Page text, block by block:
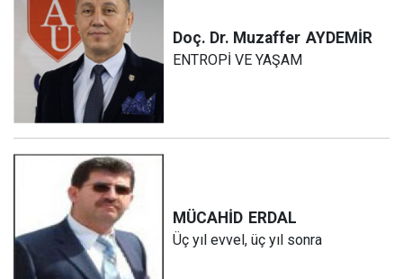
Doç. Dr. Muzaffer AYDEMİR
ENTROPİ VE YAŞAM
MÜCAHİD ERDAL
Üç yıl evvel, üç yıl sonra